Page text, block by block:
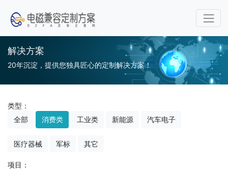
解决方案
20年沉淀，提供您独具匠心的定制解决方案！
类型：
全部
消费类 工业类 新能源 汽车电子
医疗器械 军标 其它
项目：